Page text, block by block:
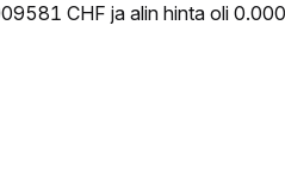
CHF ja alin hinta oli